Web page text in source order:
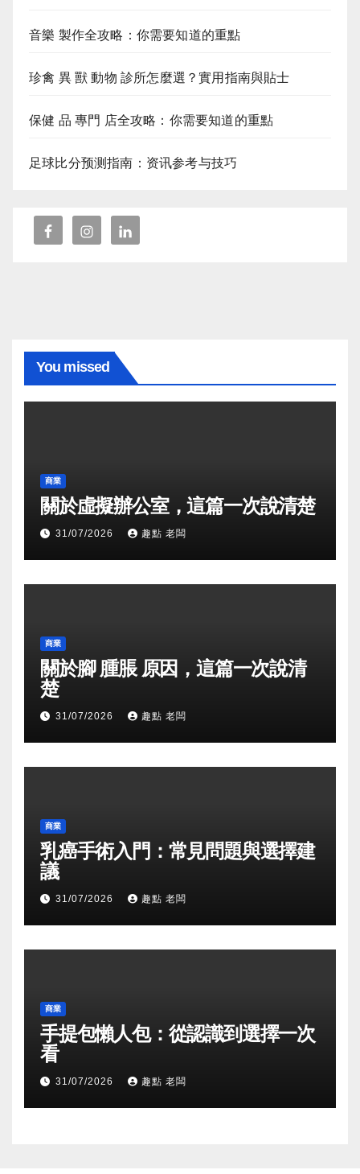
音樂 製作全攻略：你需要知道的重點
珍禽 異 獸 動物 診所怎麼選？實用指南與貼士
保健 品 專門 店全攻略：你需要知道的重點
足球比分预测指南：资讯参考与技巧
You missed
商業
關於虛擬辦公室，這篇一次說清楚
31/07/2026 趣點 老闆
商業
關於腳 腫脹 原因，這篇一次說清
楚
31/07/2026 趣點 老闆
商業
乳癌手術入門：常見問題與選擇建
議
31/07/2026 趣點 老闆
商業
手提包懶人包：從認識到選擇一次
看
31/07/2026 趣點 老闆